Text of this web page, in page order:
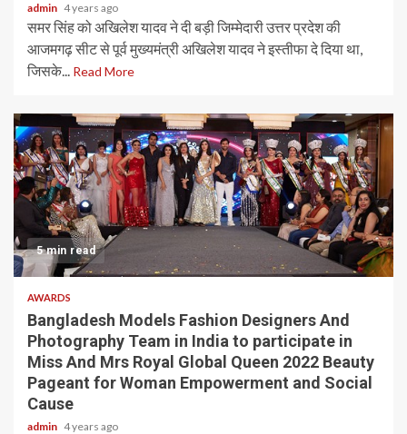
admin 4 years ago
समर सिंह को अखिलेश यादव ने दी बड़ी जिम्मेदारी उत्तर प्रदेश की
आजमगढ़ सीट से पूर्व मुख्यमंत्री अखिलेश यादव ने इस्तीफा दे दिया था,
जिसके... Read More
5 min read
AWARDS
Bangladesh Models Fashion Designers And
Photography Team in India to participate in
Miss And Mrs Royal Global Queen 2022 Beauty
Pageant for Woman Empowerment and Social
Cause
admin 4 years ago